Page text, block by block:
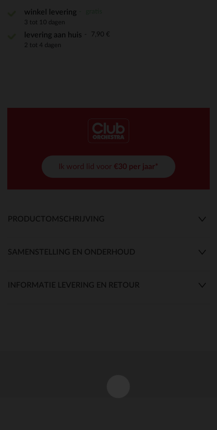
winkel levering
3 tot 10 dagen
levering aan huis 7,90 €
2 tot 4 dagen
Ik word lid voor €30 per jaar*
PRODUCTOMSCHRIJVING
SAMENSTELLING EN ONDERHOUD
INFORMATIE LEVERING EN RETOUR